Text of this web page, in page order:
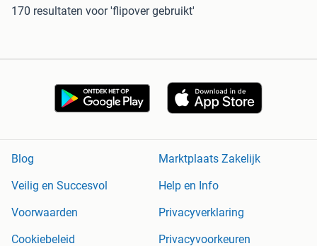
170 resultaten voor 'flipover gebruikt'
Blog
Marktplaats Zakelijk
Veilig en Succesvol
Help en Info
Voorwaarden
Privacyverklaring
Cookiebeleid
Privacyvoorkeuren